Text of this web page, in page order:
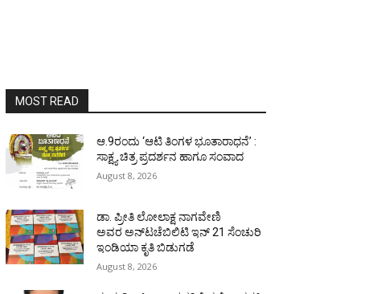
MOST READ
ಆ.9ರಂದು ‘ಆಟಿ ತಿಂಗಳ ಭೂತಾರಾಧನೆ’ :
ಸಾಕ್ಷ್ಯ ಚಿತ್ರ ಪ್ರದರ್ಶನ ಹಾಗೂ ಸಂವಾದ
August 8, 2026
ಡಾ. ಪ್ರೀತಿ ಲೋಲಾಕ್ಷ ನಾಗವೇಣಿ
ಅವರ ಅನ್‌ಟಚೆಬಿಲಿಟಿ ಇನ್ 21 ಸೆಂಚುರಿ
ಇಂಡಿಯಾ ಕೃತಿ ಬಿಡುಗಡೆ
August 8, 2026